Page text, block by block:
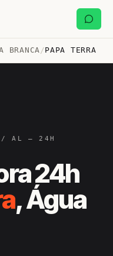
BRANCA /PAPA TERRA
/ AL — 24H
24h
, Água